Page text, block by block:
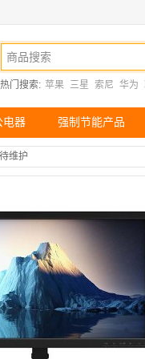
热门搜索: 苹果 三星 索尼 华为
电器 强制节能产品
维护